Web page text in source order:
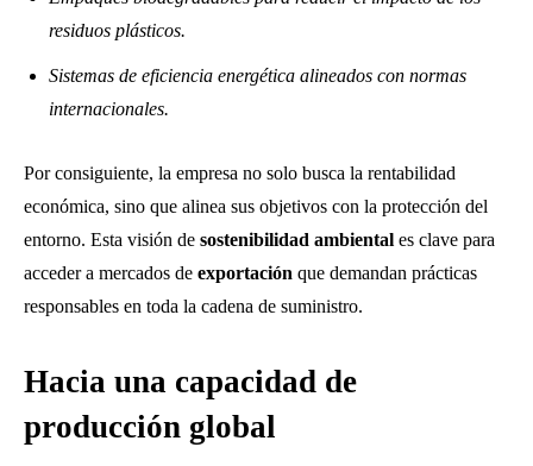
residuos plásticos.
Sistemas de eficiencia energética alineados con normas
internacionales.
Por consiguiente, la empresa no solo busca la rentabilidad
económica, sino que alinea sus objetivos con la protección del
entorno. Esta visión de sostenibilidad ambiental es clave para
acceder a mercados de exportación que demandan prácticas
responsables en toda la cadena de suministro.
Hacia una capacidad de
producción global